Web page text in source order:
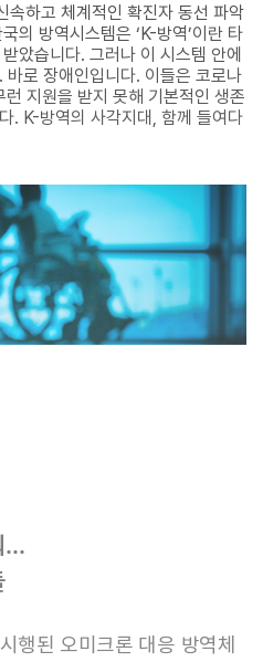
하고 체계적인 확진자 동선 파악
의 방역시스템은 ‘K-방역’이란 타
았습니다. 그러나 이 시스템 안에
로 장애인입니다. 이들은 코로나
지원을 받지 못해 기본적인 생존
. K-방역의 사각지대, 함께 들여다
…